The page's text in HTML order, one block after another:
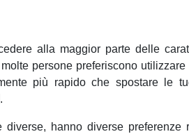
alla maggior parte delle
molte persone preferiscono
più rapido che spostare le
.
diverse, hanno diverse